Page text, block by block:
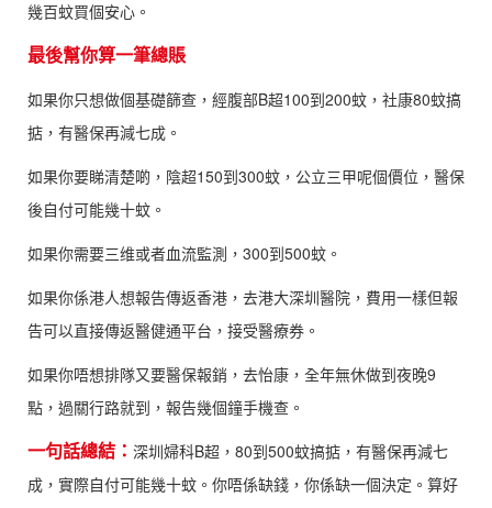
幾百蚊買個安心。
最後幫你算一筆總賬
如果你只想做個基礎篩查，經腹部B超100到200蚊，社康80蚊搞
掂，有醫保再減七成。
如果你要睇清楚啲，陰超150到300蚊，公立三甲呢個價位，醫保
後自付可能幾十蚊。
如果你需要三维或者血流監測，300到500蚊。
如果你係港人想報告傳返香港，去港大深圳醫院，費用一樣但報
告可以直接傳返醫健通平台，接受醫療券。
如果你唔想排隊又要醫保報銷，去怡康，全年無休做到夜晚9
點，過關行路就到，報告幾個鐘手機查。
一句話總結： 深圳婦科B超，80到500蚊搞掂，有醫保再減七
成，實際自付可能幾十蚊。你唔係缺錢，你係缺一個決定。算好